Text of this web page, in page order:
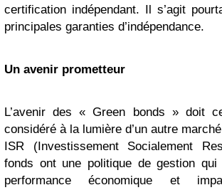
certification indépendant. Il s’agit
principales garanties d’indépendance.
Un avenir prometteur
L’avenir des « Green bonds » doit
considéré à la lumière d’un autre
ISR (Investissement Socialement
fonds ont une politique de gestion
performance économique et